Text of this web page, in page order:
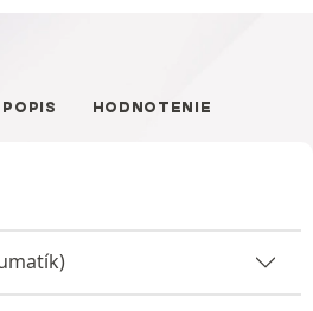
POPIS HODNOTENIE